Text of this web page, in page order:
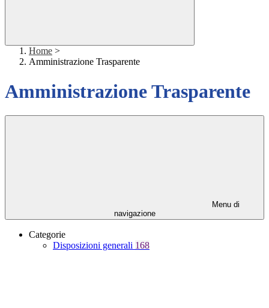
Home >
Amministrazione Trasparente
Amministrazione Trasparente
Menu di
navigazione
Categorie
Disposizioni generali 168